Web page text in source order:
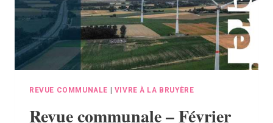
REVUE COMMUNALE VIVRE À LA BRUYÈRE
Revue communale – Février